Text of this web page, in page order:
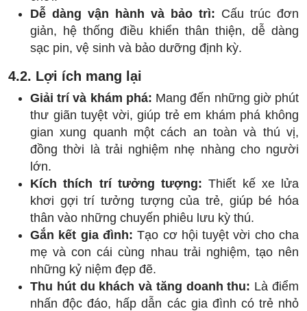
Dễ dàng vận hành và bảo trì: Cấu trúc đơn
giản, hệ thống điều khiển thân thiện, dễ dàng
sạc pin, vệ sinh và bảo dưỡng định kỳ.
4.2. Lợi ích mang lại
Giải trí và khám phá: Mang đến những giờ phút
thư giãn tuyệt vời, giúp trẻ em khám phá không
gian xung quanh một cách an toàn và thú vị,
đồng thời là trải nghiệm nhẹ nhàng cho người
lớn.
Kích thích trí tưởng tượng: Thiết kế xe lửa
khơi gợi trí tưởng tượng của trẻ, giúp bé hóa
thân vào những chuyến phiêu lưu kỳ thú.
Gắn kết gia đình: Tạo cơ hội tuyệt vời cho cha
mẹ và con cái cùng nhau trải nghiệm, tạo nên
những kỷ niệm đẹp đẽ.
Thu hút du khách và tăng doanh thu: Là điểm
nhấn độc đáo, hấp dẫn các gia đình có trẻ nhỏ